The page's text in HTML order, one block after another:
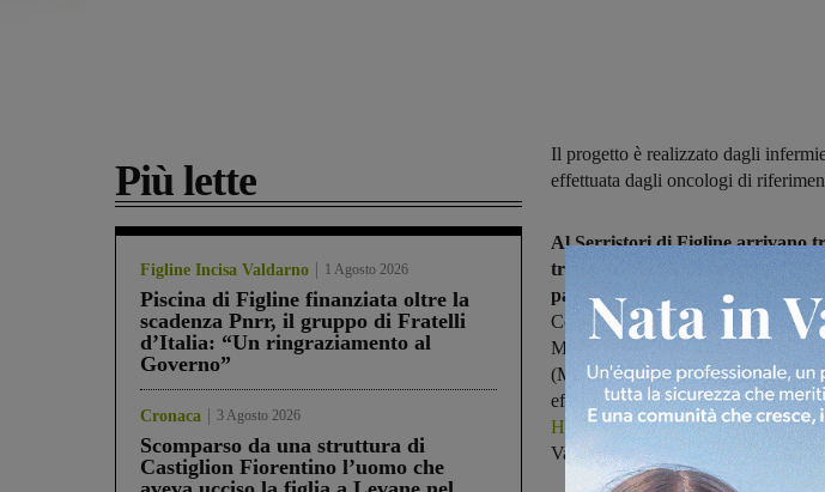
Più lette
Figline Incisa Valdarno 1 Agosto 2026
Piscina di Figline finanziata oltre la
scadenza Pnrr, il gruppo di Fratelli
d’Italia: “Un ringraziamento al
Governo”
Cronaca 3 Agosto 2026
Scomparso da una struttura di
Castiglion Fiorentino l’uomo che
Il progetto è realizzato dagli
effettuata dagli oncologi di
Al Serristori di Figline arrivano
tradizionale cinese a
pazienti affetti da tumore
. Il
Centro Fior di Prugna, Struttura di
Medicine Complementari (MC) e
(MTC), è realizzato dagli infermieri
effettuata dagli oncologi di
Hospital inaugurato recentemente
Valdarno fiorentino.